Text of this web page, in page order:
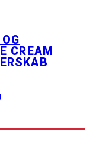
CREAM